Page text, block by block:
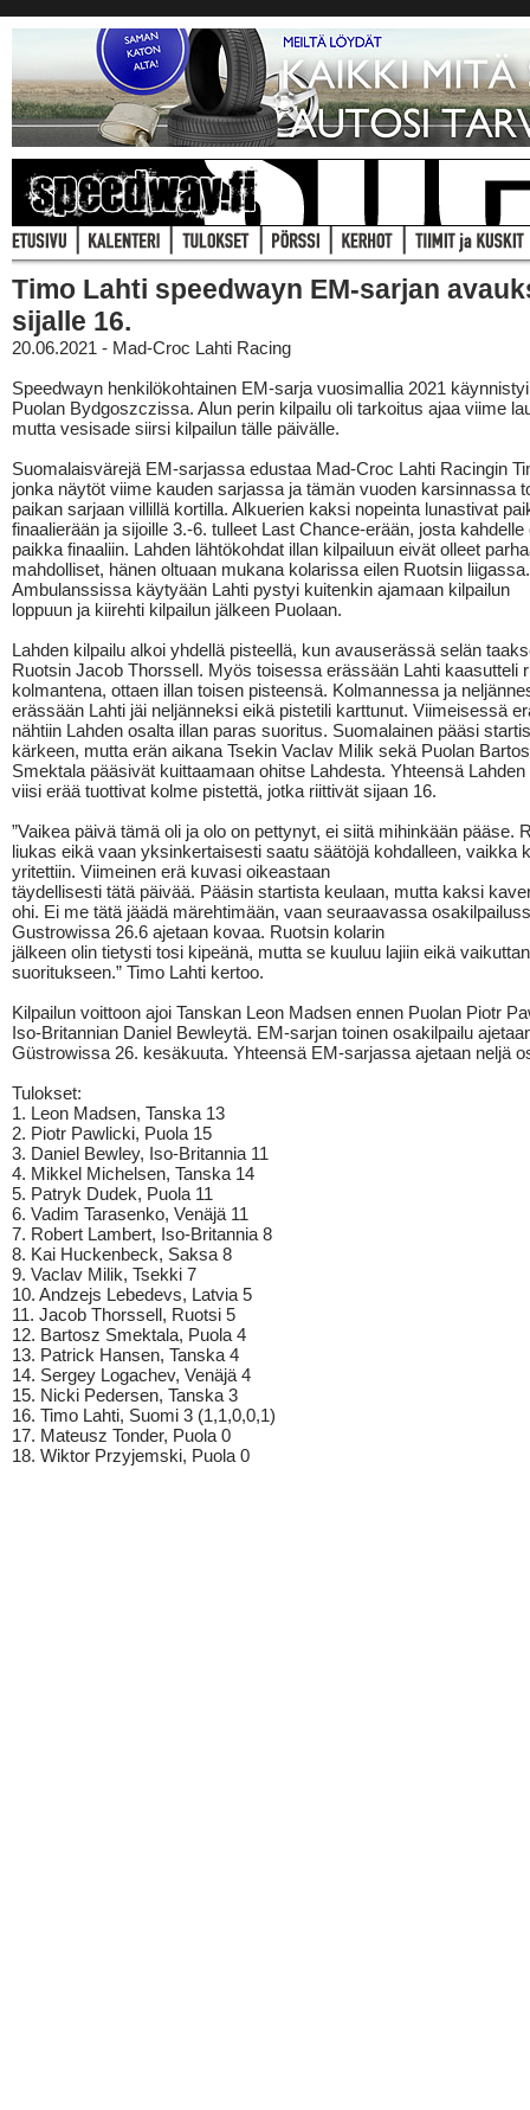
Timo Lahti speedwayn EM-sarjan
sijalle 16.
20.06.2021 - Mad-Croc Lahti Racing
Speedwayn henkilökohtainen EM-sarja vuosimallia 2021
Puolan Bydgoszczissa. Alun perin kilpailu oli tarkoitus ajaa viime
mutta vesisade siirsi kilpailun tälle päivälle.
Suomalaisvärejä EM-sarjassa edustaa Mad-Croc Lahti Racingin
jonka näytöt viime kauden sarjassa ja tämän vuoden karsinnassa
paikan sarjaan villillä kortilla. Alkuerien kaksi nopeinta lunastivat
finaalierään ja sijoille 3.-6. tulleet Last Chance-erään, josta
paikka finaaliin. Lahden lähtökohdat illan kilpailuun eivät olleet
mahdolliset, hänen oltuaan mukana kolarissa eilen Ruotsin liigassa.
Ambulanssissa käytyään Lahti pystyi kuitenkin ajamaan kilpailun
loppuun ja kiirehti kilpailun jälkeen Puolaan.
Lahden kilpailu alkoi yhdellä pisteellä, kun avauserässä selän
Ruotsin Jacob Thorssell. Myös toisessa erässään Lahti kaasutteli
kolmantena, ottaen illan toisen pisteensä. Kolmannessa ja
erässään Lahti jäi neljänneksi eikä pistetili karttunut. Viimeisessä
nähtiin Lahden osalta illan paras suoritus. Suomalainen pääsi
kärkeen, mutta erän aikana Tsekin Vaclav Milik sekä Puolan
Smektala pääsivät kuittaamaan ohitse Lahdesta. Yhteensä Lahden
viisi erää tuottivat kolme pistettä, jotka riittivät sijaan 16.
”Vaikea päivä tämä oli ja olo on pettynyt, ei siitä mihinkään pääse.
liukas eikä vaan yksinkertaisesti saatu säätöjä kohdalleen, vaikka
yritettiin. Viimeinen erä kuvasi oikeastaan
täydellisesti tätä päivää. Pääsin startista keulaan, mutta kaksi
ohi. Ei me tätä jäädä märehtimään, vaan seuraavassa
Gustrowissa 26.6 ajetaan kovaa. Ruotsin kolarin
jälkeen olin tietysti tosi kipeänä, mutta se kuuluu lajiin eikä
suoritukseen.” Timo Lahti kertoo.
Kilpailun voittoon ajoi Tanskan Leon Madsen ennen Puolan Piotr
Iso-Britannian Daniel Bewleytä. EM-sarjan toinen osakilpailu
Güstrowissa 26. kesäkuuta. Yhteensä EM-sarjassa ajetaan neljä
Tulokset:
1. Leon Madsen, Tanska 13
2. Piotr Pawlicki, Puola 15
3. Daniel Bewley, Iso-Britannia 11
4. Mikkel Michelsen, Tanska 14
5. Patryk Dudek, Puola 11
6. Vadim Tarasenko, Venäjä 11
7. Robert Lambert, Iso-Britannia 8
8. Kai Huckenbeck, Saksa 8
9. Vaclav Milik, Tsekki 7
10. Andzejs Lebedevs, Latvia 5
11. Jacob Thorssell, Ruotsi 5
12. Bartosz Smektala, Puola 4
13. Patrick Hansen, Tanska 4
14. Sergey Logachev, Venäjä 4
15. Nicki Pedersen, Tanska 3
16. Timo Lahti, Suomi 3 (1,1,0,0,1)
17. Mateusz Tonder, Puola 0
18. Wiktor Przyjemski, Puola 0